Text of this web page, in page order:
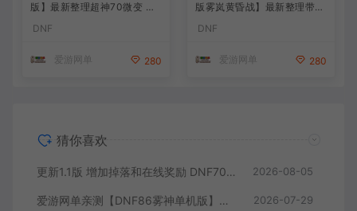
版】最新整理超神70微变 魂
内辅 异次元护石宝珠 未加密
教学
DNF
爱游网单 280
版雾岚黄昏战】最新整理带魔
鬼剑女格斗新模型 美神 雾岚
机一键端 视频安装教学
DNF
爱游网单 280
猜你喜欢
更新1.1版 增加掉落和在线奖励 DNF70星月侍魂联机版 新版技能 丰富异次元技能装备词条 护石 辟邪玉 皮肤外观 BUFF技能徽章 史诗装备特效徽章 技能宝珠等 在线点 装备靠爆 2026-08-05
爱游网单亲测【DNF86雾神单机版】最新整理宽屏 带内辅便捷 新技能 界面UI 大冰龙 新深渊副本 技能护石 虚拟机一键端 视频安装教学 2026-07-29